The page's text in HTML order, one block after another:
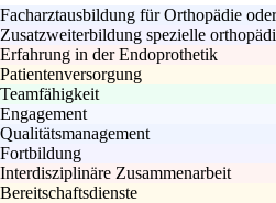
Facharztausbildung für Orthopädie
Zusatzweiterbildung spezielle
Erfahrung in der Endoprothetik
Patientenversorgung
Teamfähigkeit
Engagement
Qualitätsmanagement
Fortbildung
Interdisziplinäre Zusammenarbeit
Bereitschaftsdienste